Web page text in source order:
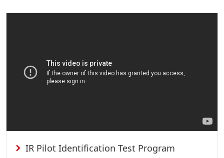
IR Pilot Identification Test Program